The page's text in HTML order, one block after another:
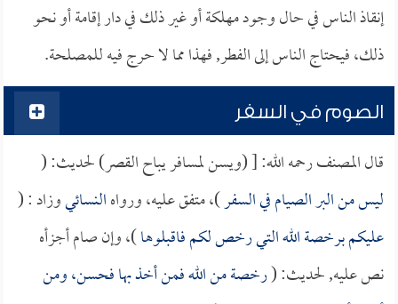
إنقاذ الناس في حال وجود مهلكة أو غير ذلك في دار إقامة أو نحو
ذلك، فيحتاج الناس إلى الفطر, فهذا مما لا حرج فيه للمصلحة.
الصوم في السفر
قال المصنف رحمه الله: [ (ويسن لمسافر يباح القصر) لحديث: (
ليس من البر الصيام في السفر)، متفق عليه، ورواهالنسائيوزاد : (
عليكم برخصة الله التي رخص لكم فاقبلوها)، وإن صام أجزأه
نص عليه, لحديث: (رخصة من الله فمن أخذ بها فحسن، ومن